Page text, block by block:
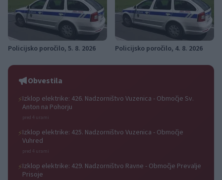
Policijsko poročilo, 5. 8. 2026 Policijsko poročilo, 4. 8. 2026
Obvestila
⚡Izklop elektrike: 426. Nadzorništvo Vuzenica - Območje Sv.
Anton na Pohorju
pred 4 urami
⚡Izklop elektrike: 425. Nadzorništvo Vuzenica - Območje
Vuhred
pred 4 urami
⚡Izklop elektrike: 429. Nadzorništvo Ravne - Območje Prevalje
Prisoje